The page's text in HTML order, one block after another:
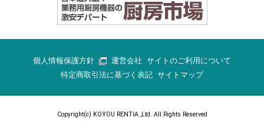
個人情報保護方針 運営会社 サイトのご利用について
特定商取引法に基づく表記 サイトマップ
Copyright(c) KOYOU RENTIA.,Ltd. All Rights Reserved